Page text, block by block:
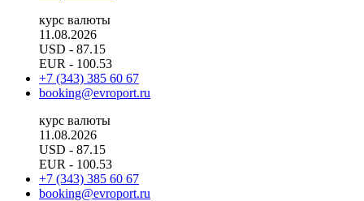
курс валюты
11.08.2026
USD - 87.15
EUR - 100.53
+7 (343) 385 60 67
booking@evroport.ru
курс валюты
11.08.2026
USD - 87.15
EUR - 100.53
+7 (343) 385 60 67
booking@evroport.ru